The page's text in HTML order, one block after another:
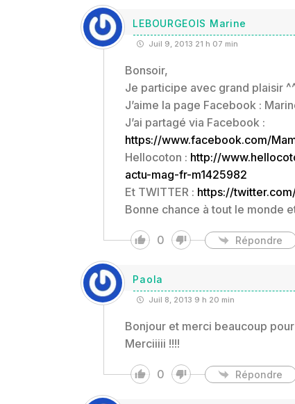
LEBOURGEOIS Marine
Juil 9, 2013 21 h 07 min
Bonsoir,
Je participe avec grand plaisir
J’aime la page Facebook :
J’ai partagé via Facebook :
https://www.facebook.com/
Hellocoton : http://
actu-mag-fr-m1425982
Et TWITTER : https://
Bonne chance à tout le monde
0 Répondre
Paola
Juil 8, 2013 9 h 20 min
Bonjour et merci beaucoup
Merciiiii !!!!
0 Répondre